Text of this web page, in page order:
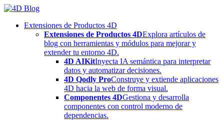
Skip
contentExtensiones de Productos 4D
Extensiones de Productos 4DExplora artículos de
blog con herramientas y módulos para mejorar y
extender tu entorno 4D.
4D AIKitInyecta IA semántica para interpretar
datos y automatizar decisiones.
4D Qodly ProConstruye y extiende aplicaciones
4D hacia la web de forma visual.
Componentes 4DGestiona y desarrolla
componentes con control moderno de
dependencias.